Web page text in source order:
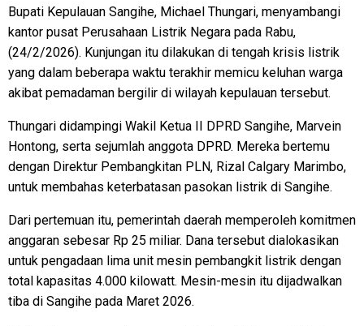
Bupati Kepulauan Sangihe, Michael Thungari, menyambangi
kantor pusat Perusahaan Listrik Negara pada Rabu,
(24/2/2026). Kunjungan itu dilakukan di tengah krisis listrik
yang dalam beberapa waktu terakhir memicu keluhan warga
akibat pemadaman bergilir di wilayah kepulauan tersebut.
Thungari didampingi Wakil Ketua II DPRD Sangihe, Marvein
Hontong, serta sejumlah anggota DPRD. Mereka bertemu
dengan Direktur Pembangkitan PLN, Rizal Calgary Marimbo,
untuk membahas keterbatasan pasokan listrik di Sangihe.
Dari pertemuan itu, pemerintah daerah memperoleh komitmen
anggaran sebesar Rp 25 miliar. Dana tersebut dialokasikan
untuk pengadaan lima unit mesin pembangkit listrik dengan
total kapasitas 4.000 kilowatt. Mesin-mesin itu dijadwalkan
tiba di Sangihe pada Maret 2026.